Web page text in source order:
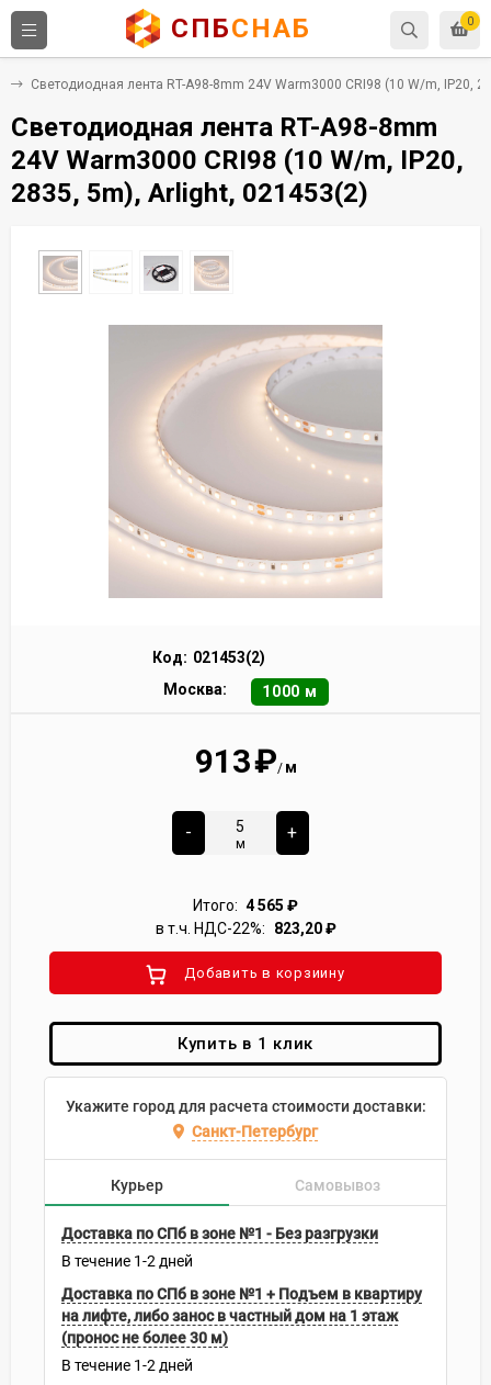
0
СПБСНАБ
Светодиодная лента RT-A98-8mm 24V Warm3000 CRI98 (10 W/m, IP20,
Светодиодная лента RT-A98-8mm
24V Warm3000 CRI98 (10 W/m, IP20,
2835, 5m), Arlight, 021453(2)
Код: 021453(2)
Москва:
1000 м
913₽/ м
-
м
+
Итого: 4 565 ₽
в т.ч. НДС-22%:
823,20₽
Добавить в корзиину
Купить в 1 клик
Укажите город для расчета стоимости доставки:
Санкт-Петербург
Курьер Самовывоз
Доставка по СПб в зоне №1 - Без разгрузки
В течение 1-2 дней
Доставка по СПб в зоне №1 + Подъем в квартиру
на лифте, либо занос в частный дом на 1 этаж
(пронос не более 30 м)
В течение 1-2 дней